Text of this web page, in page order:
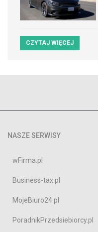
CZYTAJ WIĘCEJ
NASZE SERWISY
wFirma.pl
Business-tax.pl
MojeBiuro24.pl
PoradnikPrzedsiebiorcy.pl